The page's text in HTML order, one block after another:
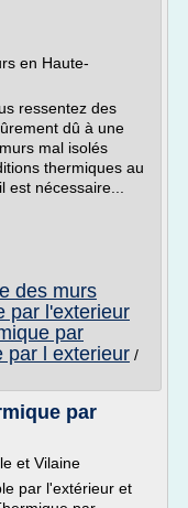
en Haute-
ressentez des
dû à une
mal isolés
thermiques au
nécessaire...
des murs
par l'exterieur
par
par l exterieur /
par
et Vilaine
par l'extérieur et